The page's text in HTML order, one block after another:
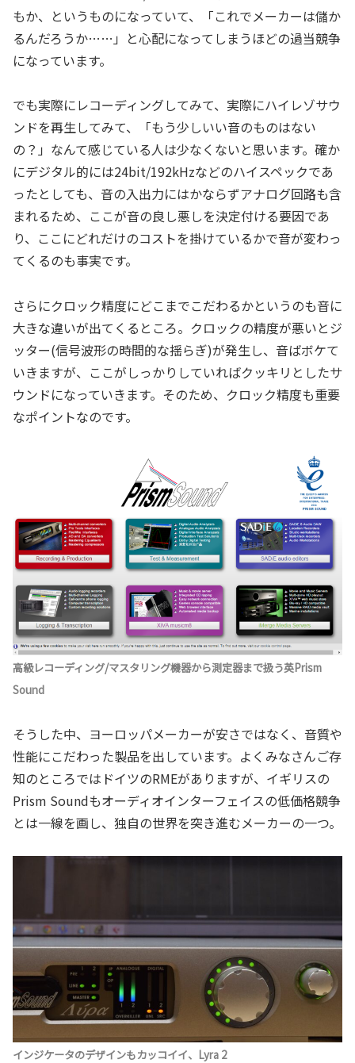
もか、というものになっていて、「これでメーカーは儲か
るんだろうか……」と心配になってしまうほどの過当競争
になっています。
でも実際にレコーディングしてみて、実際にハイレゾサウ
ンドを再生してみて、「もう少しいい音のものはない
の？」なんて感じている人は少なくないと思います。確か
にデジタル的には24bit/192kHzなどのハイスペックであ
ったとしても、音の入出力にはかならずアナログ回路も含
まれるため、ここが音の良し悪しを決定付ける要因であ
り、ここにどれだけのコストを掛けているかで音が変わっ
てくるのも事実です。
さらにクロック精度にどこまでこだわるかというのも音に
大きな違いが出てくるところ。クロックの精度が悪いとジ
ッター(信号波形の時間的な揺らぎ)が発生し、音ばボケて
いきますが、ここがしっかりしていればクッキリとしたサ
ウンドになっていきます。そのため、クロック精度も重要
なポイントなのです。
高級レコーディング/マスタリング機器から測定器まで扱う英Prism
Sound
そうした中、ヨーロッパメーカーが安さではなく、音質や
性能にこだわった製品を出しています。よくみなさんご存
知のところではドイツのRMEがありますが、イギリスの
Prism Soundもオーディオインターフェイスの低価格競争
とは一線を画し、独自の世界を突き進むメーカーの一つ。
インジケータのデザインもカッコイイ、Lyra 2